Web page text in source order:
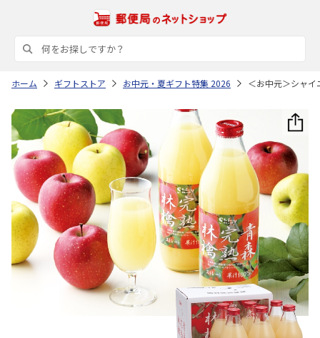
ホーム ギフトストア お中元・夏ギフト特集 2026 ＜お中元＞シャ